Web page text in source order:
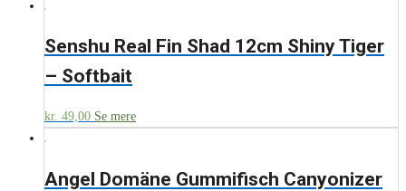
Senshu Real Fin Shad 12cm Shiny Tiger
– Softbait
kr. 49,00 Se mere
Angel Domäne Gummifisch Canyonizer